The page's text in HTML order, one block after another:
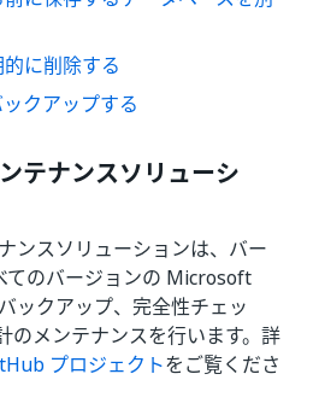
に削除する
クアップする
テナンスソリューシ
ンスソリューションは、バー
てのバージョンの Microsoft
ックアップ、完全性チェッ
のメンテナンスを行います。詳
プロジェクトをご覧くださ